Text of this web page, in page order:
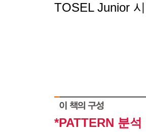
TOSEL Junior
*PATTERN 분석